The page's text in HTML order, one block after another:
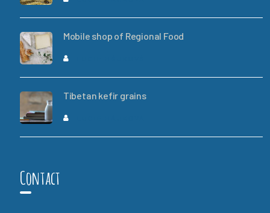
Mobile shop of Regional Food
Tibetan kefir grains
Contact